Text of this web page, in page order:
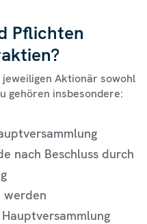
Pflichten
Aktionär sowohl
gehören insbesondere:
nach Beschluss durch
werden